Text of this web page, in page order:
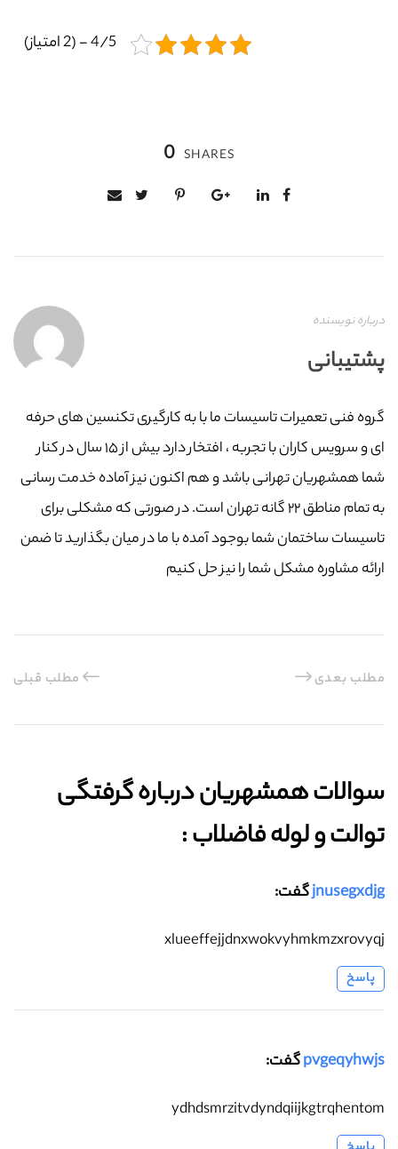
4/5 - (2 امتیاز)
0 SHARES
درباره نویسنده
پشتیبانی
گروه فنی تعمیرات تاسیسات ما با به‌ کارگیری تکنسین های حرفه
ای و سرویس کاران با تجربه ، افتخار دارد بیش از ۱۵ سال در کنار
شما همشهریان تهرانی باشد و هم اکنون نیز آماده خدمت رسانی
به تمام مناطق ۲۲ گانه تهران است. در صورتی که مشکلی برای
تاسیسات ساختمان شما بوجود آمده با ما در میان بگذارید تا ضمن
ارائه مشاوره مشکل شما را نیز حل کنیم
مطلب قبلی مطلب بعدی
سوالات همشهریان درباره گرفتگی
توالت و لوله فاضلاب :‌
jnusegxdjgگفت:
xlueeffejjdnxwokvyhmkmzxrovyqj
پاسخ
pvgeqyhwjsگفت:
ydhdsmrzitvdyndqiijkgtrqhentom